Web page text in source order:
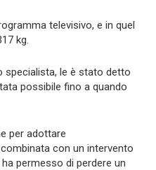
televisivo, e in quel
kg.
specialista, le è stato detto
possibile fino a quando
per adottare
con un intervento
permesso di perdere un